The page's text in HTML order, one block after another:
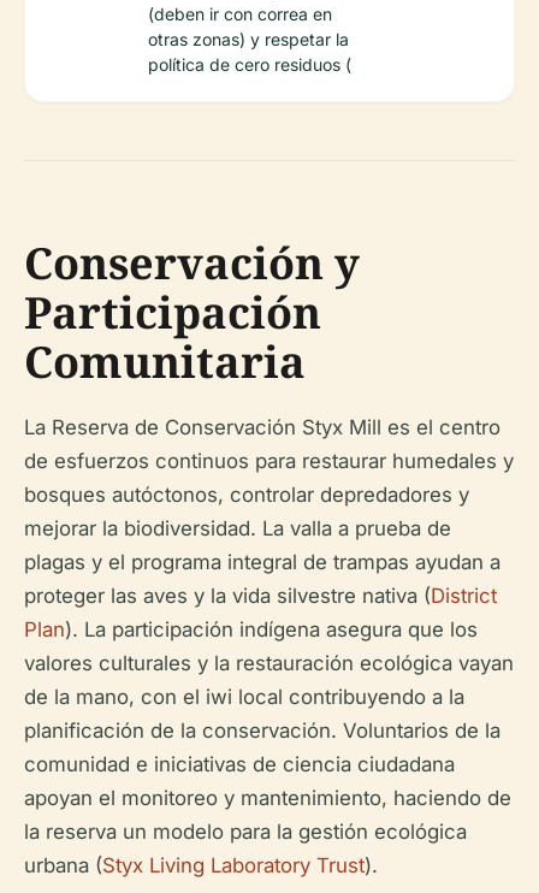
(deben ir con correa en
otras zonas) y respetar la
política de cero residuos (
Conservación y
Participación
Comunitaria
La Reserva de Conservación Styx Mill es el centro
de esfuerzos continuos para restaurar humedales y
bosques autóctonos, controlar depredadores y
mejorar la biodiversidad. La valla a prueba de
plagas y el programa integral de trampas ayudan a
proteger las aves y la vida silvestre nativa (District
Plan). La participación indígena asegura que los
valores culturales y la restauración ecológica vayan
de la mano, con el iwi local contribuyendo a la
planificación de la conservación. Voluntarios de la
comunidad e iniciativas de ciencia ciudadana
apoyan el monitoreo y mantenimiento, haciendo de
la reserva un modelo para la gestión ecológica
urbana (Styx Living Laboratory Trust).